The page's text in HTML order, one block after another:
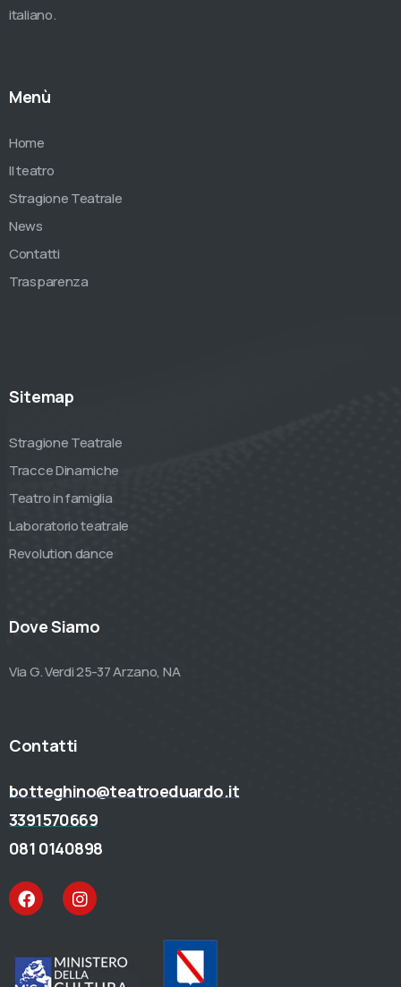
italiano.
Menù
Home
Il teatro
Stragione Teatrale
News
Contatti
Trasparenza
Sitemap
Stragione Teatrale
Tracce Dinamiche
Teatro in famiglia
Laboratorio teatrale
Revolution dance
Dove Siamo
Via G. Verdi 25-37 Arzano, NA
Contatti
botteghino@teatroeduardo.it
3391570669
081 0140898